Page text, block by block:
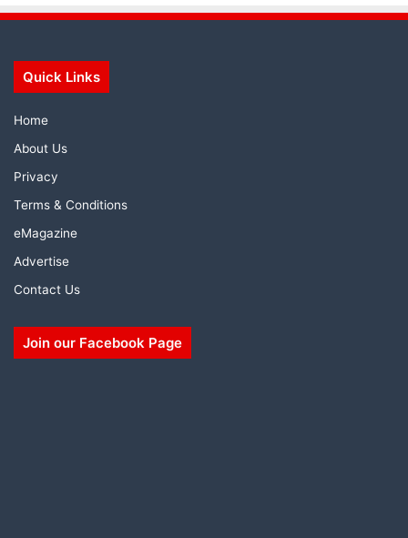
Quick Links
Home
About Us
Privacy
Terms & Conditions
eMagazine
Advertise
Contact Us
Join our Facebook Page